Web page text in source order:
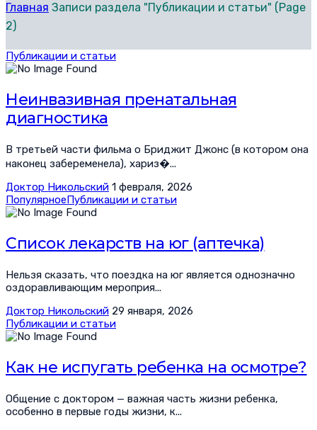
Главная Записи раздела "Публикации и статьи" (Page
2)
Публикации и статьи
Неинвазивная пренатальная
диагностика
В третьей части фильма о Бриджит Джонс (в котором она
наконец забеременела), хариз�...
Доктор Никольский 1 февраля, 2026
Популярное Публикации и статьи
Список лекарств на юг (аптечка)
Нельзя сказать, что поездка на юг является однозначно
оздоравливающим мероприя...
Доктор Никольский 29 января, 2026
Публикации и статьи
Как не испугать ребенка на осмотре?
Общение с доктором — важная часть жизни ребенка,
особенно в первые годы жизни, к...